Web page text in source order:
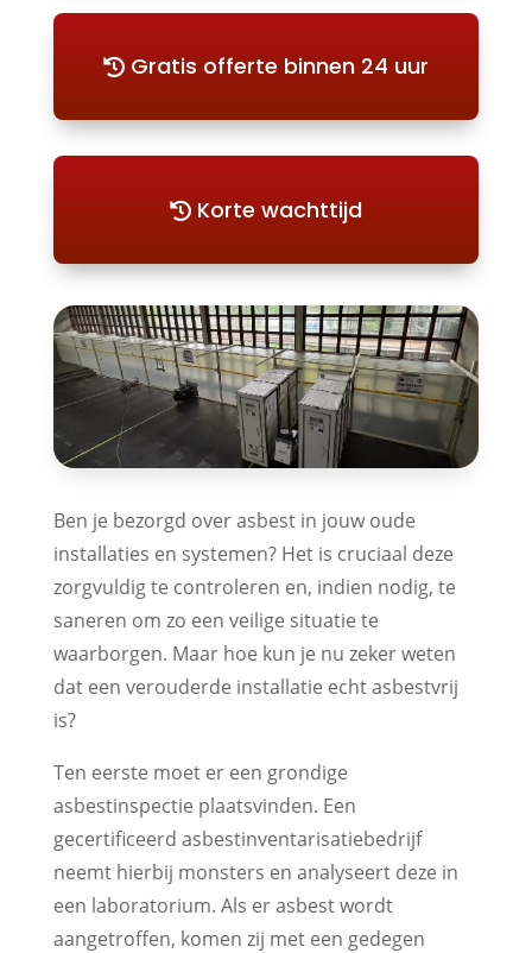
Gratis offerte binnen 24 uur
Korte wachttijd
Ben je bezorgd over asbest in jouw oude
installaties en systemen? Het is cruciaal deze
zorgvuldig te controleren en, indien nodig, te
saneren om zo een veilige situatie te
waarborgen. Maar hoe kun je nu zeker weten
dat een verouderde installatie echt asbestvrij
is?
Ten eerste moet er een grondige
asbestinspectie plaatsvinden. Een
gecertificeerd asbestinventarisatiebedrijf
neemt hierbij monsters en analyseert deze in
een laboratorium. Als er asbest wordt
aangetroffen, komen zij met een gedegen